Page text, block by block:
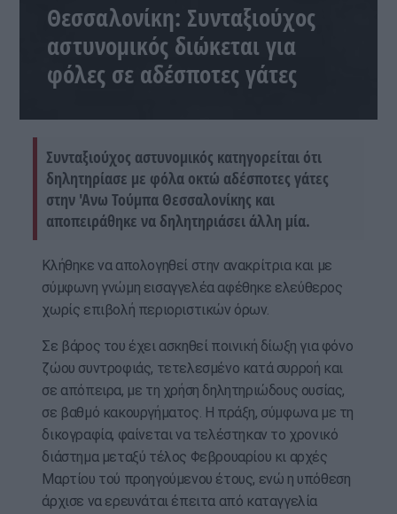
Θεσσαλονίκη: Συνταξιούχος
αστυνομικός διώκεται για
φόλες σε αδέσποτες γάτες
Συνταξιούχος αστυνομικός κατηγορείται ότι
δηλητηρίασε με φόλα οκτώ αδέσποτες γάτες
στην 'Ανω Τούμπα Θεσσαλονίκης και
αποπειράθηκε να δηλητηριάσει άλλη μία.
Κλήθηκε να απολογηθεί στην ανακρίτρια και με
σύμφωνη γνώμη εισαγγελέα αφέθηκε ελεύθερος
χωρίς επιβολή περιοριστικών όρων.
Σε βάρος του έχει ασκηθεί ποινική δίωξη για φόνο
ζώου συντροφιάς, τετελεσμένο κατά συρροή και
σε απόπειρα, με τη χρήση δηλητηριώδους ουσίας,
σε βαθμό κακουργήματος. Η πράξη, σύμφωνα με τη
δικογραφία, φαίνεται να τελέστηκαν το χρονικό
διάστημα μεταξύ τέλος Φεβρουαρίου κι αρχές
Μαρτίου τού προηγούμενου έτους, ενώ η υπόθεση
άρχισε να ερευνάται έπειτα από καταγγελία